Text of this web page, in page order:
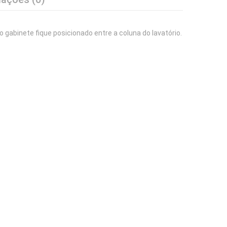
fique posicionado entre a coluna do lavatório.